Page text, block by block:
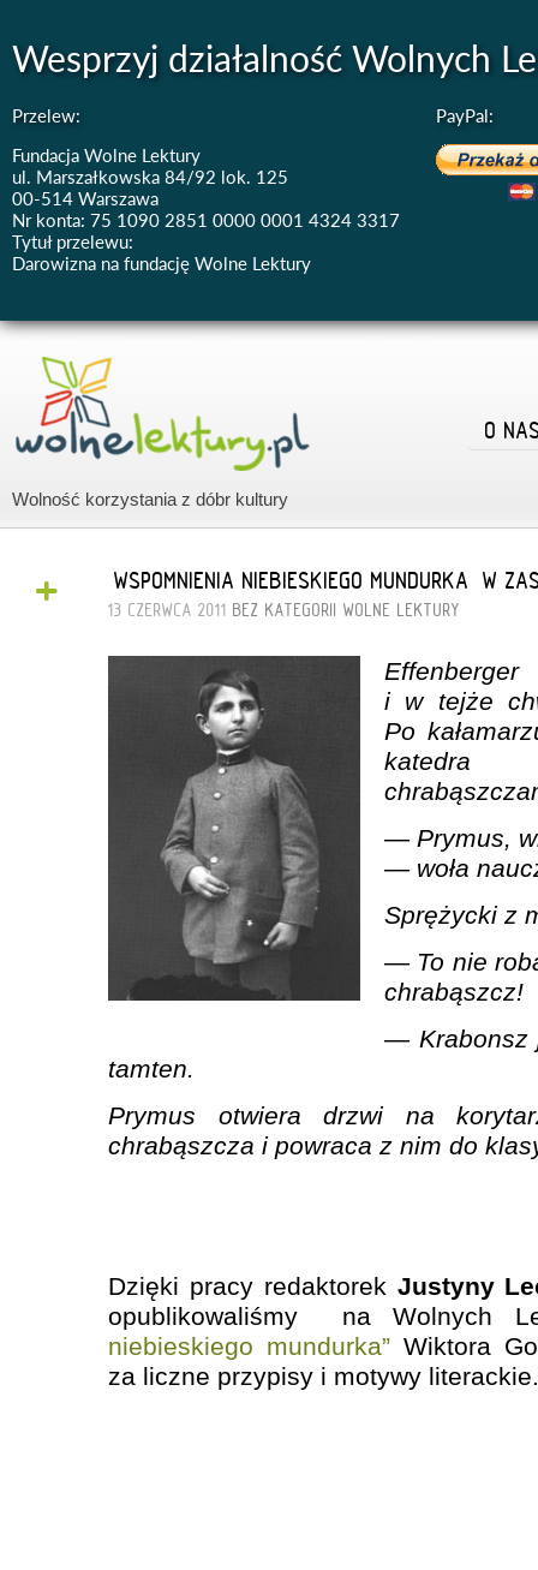
Wesprzyj działalność Wolnych
Przelew:
Fundacja Wolne Lektury
ul. Marszałkowska 84/92 lok. 125
00-514 Warszawa
Nr konta: 75 1090 2851 0000 0001 4324 3317
Tytuł przelewu:
Darowizna na fundację Wolne Lektury
PayPal:
Wolność korzystania z dóbr kultury
O
+ „WSPOMNIENIA NIEBIESKIEGO MUNDURKA” W
13 CZERWCA 2011 BEZ KATEGORII WOLNE LEKTURY
i w tejże
Po
katedra
— Prymus,
— woła
Sprężycki z
— To nie
chrabąszcz!
— Krabonsz
tamten.
Prymus otwiera drzwi na
chrabąszcza i powraca z nim do
Dzięki pracy redaktorek Justyny
opublikowaliśmy na Wolnych
niebieskiego mundurka” Wiktora
za liczne przypisy i motywy literackie.